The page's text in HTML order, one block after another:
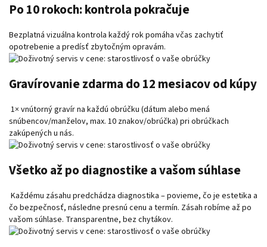
Po 10 rokoch: kontrola pokračuje
Bezplatná vizuálna kontrola každý rok pomáha včas zachytiť
opotrebenie a predísť zbytočným opravám.
Gravírovanie zdarma do 12 mesiacov od kúpy
1× vnútorný gravír na každú obrúčku (dátum alebo mená
snúbencov/manželov, max. 10 znakov/obrúčka) pri obrúčkach
zakúpených u nás.
Všetko až po diagnostike a vašom súhlase
Každému zásahu predchádza diagnostika – povieme, čo je estetika a
čo bezpečnosť, následne presnú cenu a termín. Zásah robíme až po
vašom súhlase. Transparentne, bez chytákov.